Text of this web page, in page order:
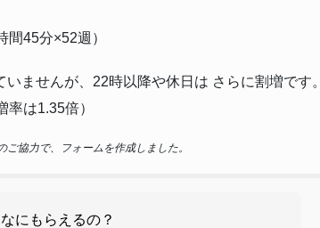
45分×52週）
ませんが、22時以降や休日は さらに割増です。
は1.35倍）
協力で、フォームを作成しました。
にもらえるの？